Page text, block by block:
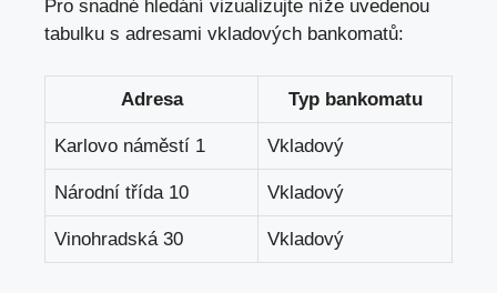
Pro snadné hledání vizualizujte níže uvedenou
tabulku s adresami vkladových bankomatů:
Adresa Typ bankomatu
Karlovo náměstí 1 Vkladový
Národní třída 10 Vkladový
Vinohradská 30 Vkladový